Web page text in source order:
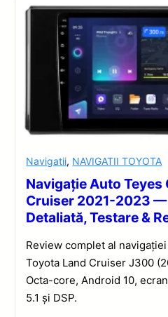
Navigatii, NAVIGATII TOYOTA
Navigație Auto Teyes
Cruiser 2021-2023 —
Detaliată, Testare &
Review complet al
Toyota Land Cruiser J300
Octa-core, Android 10,
5.1 și DSP.